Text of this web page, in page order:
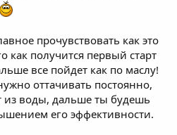
прочувствовать как это
как получится первый старт
все пойдет как по маслу!
оттачивать постоянно,
из воды, дальше ты будешь
его эффективности.